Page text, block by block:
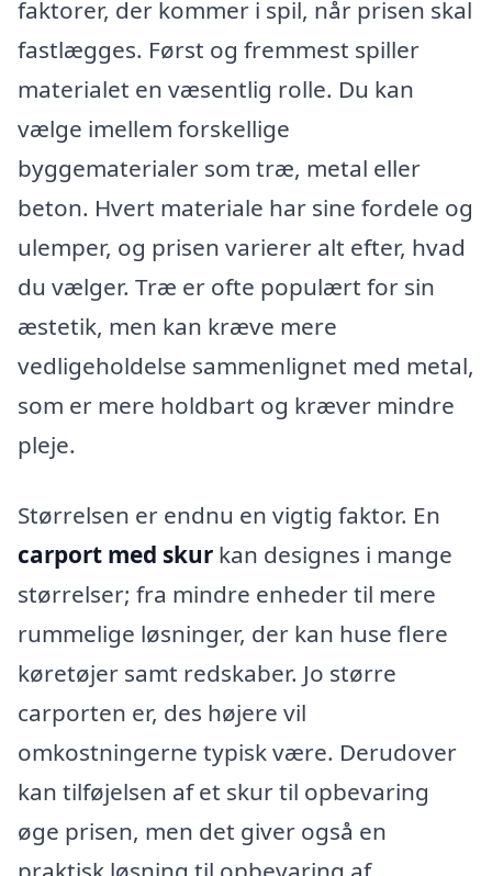
faktorer, der kommer i spil, når prisen skal
fastlægges. Først og fremmest spiller
materialet en væsentlig rolle. Du kan
vælge imellem forskellige
byggematerialer som træ, metal eller
beton. Hvert materiale har sine fordele og
ulemper, og prisen varierer alt efter, hvad
du vælger. Træ er ofte populært for sin
æstetik, men kan kræve mere
vedligeholdelse sammenlignet med metal,
som er mere holdbart og kræver mindre
pleje.
Størrelsen er endnu en vigtig faktor. En
carport med skur kan designes i mange
størrelser; fra mindre enheder til mere
rummelige løsninger, der kan huse flere
køretøjer samt redskaber. Jo større
carporten er, des højere vil
omkostningerne typisk være. Derudover
kan tilføjelsen af et skur til opbevaring
øge prisen, men det giver også en